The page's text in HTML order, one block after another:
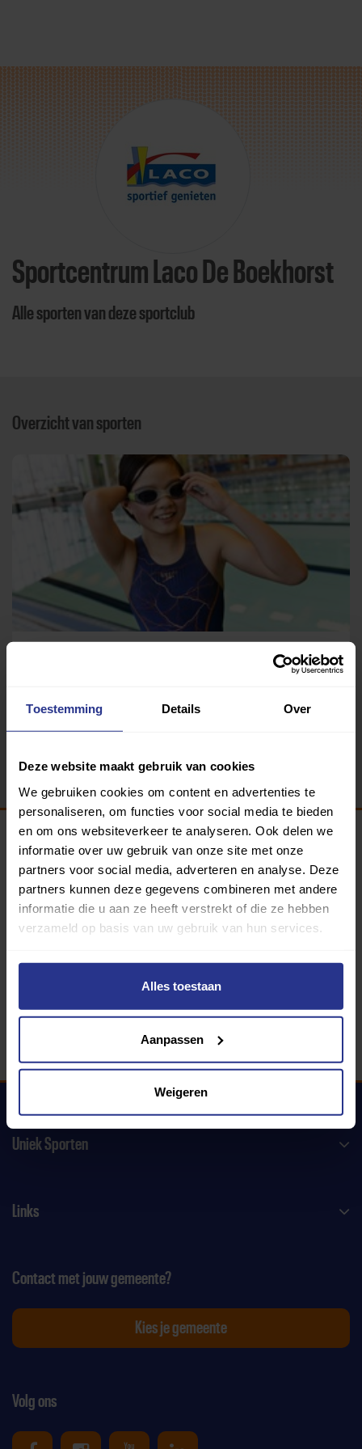
Toestemming Details Over
Deze website maakt gebruik van cookies
We gebruiken cookies om content en advertenties te
personaliseren, om functies voor social media te bieden
en om ons websiteverkeer te analyseren. Ook delen we
informatie over uw gebruik van onze site met onze
partners voor social media, adverteren en analyse. Deze
partners kunnen deze gegevens combineren met andere
informatie die u aan ze heeft verstrekt of die ze hebben
verzameld op basis van uw gebruik van hun services.
Alles toestaan
Aanpassen
Weigeren
Sportcentrum Laco De Boekhorst
Alle sporten van deze sportclub
Overzicht van sporten
Programma van:
340 gemeenten
Uniek Sporten
Links
Volg ons
Contact met jouw gemeente?
Kies je gemeente